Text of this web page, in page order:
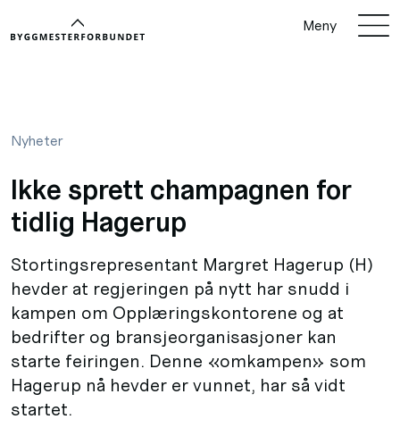
Meny
Nyheter
Ikke sprett champagnen for
tidlig Hagerup
Stortingsrepresentant Margret Hagerup (H)
hevder at regjeringen på nytt har snudd i
kampen om Opplæringskontorene og at
bedrifter og bransjeorganisasjoner kan
starte feiringen. Denne «omkampen» som
Hagerup nå hevder er vunnet, har så vidt
startet.